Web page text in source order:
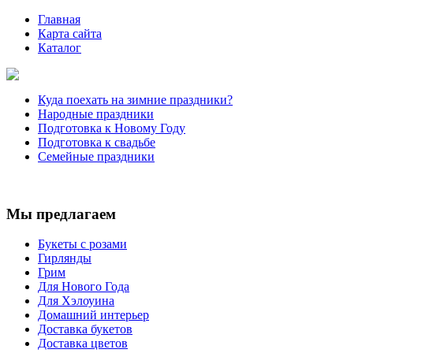
Главная
Карта сайта
Каталог
Куда поехать на зимние праздники?
Народные праздники
Подготовка к Новому Году
Подготовка к свадьбе
Семейные праздники
Мы предлагаем
Букеты с розами
Гирлянды
Грим
Для Нового Года
Для Хэлоуина
Домашний интерьер
Доставка букетов
Доставка цветов